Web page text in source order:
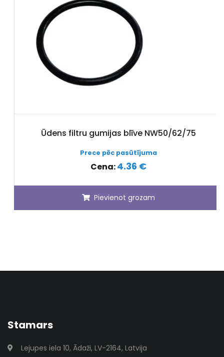
Ūdens filtru gumijas blīve NW50/62/75
Prece pēc pasūtījuma
Cena:4.36 €
Pievienot grozam
Stamars
Lejupes iela 10, Ādaži, LV-2164, Latvija